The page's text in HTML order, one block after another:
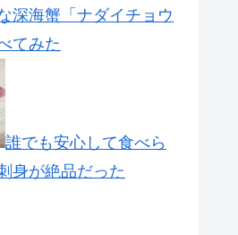
海蟹「ナダイチョウ
てみた
誰でも安心して食べら
身が絶品だった